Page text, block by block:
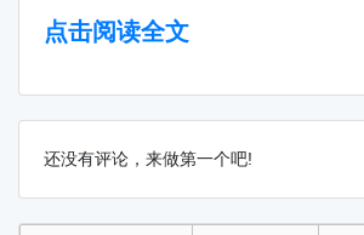
点击阅读全文
还没有评论，来做第一个吧!